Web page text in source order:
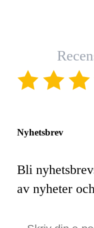
Nyhetsbrev
Bli
av nyheter